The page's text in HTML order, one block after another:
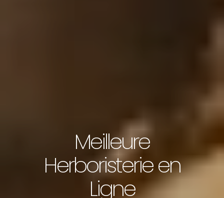
Meilleure
Herboristerie en
Ligne